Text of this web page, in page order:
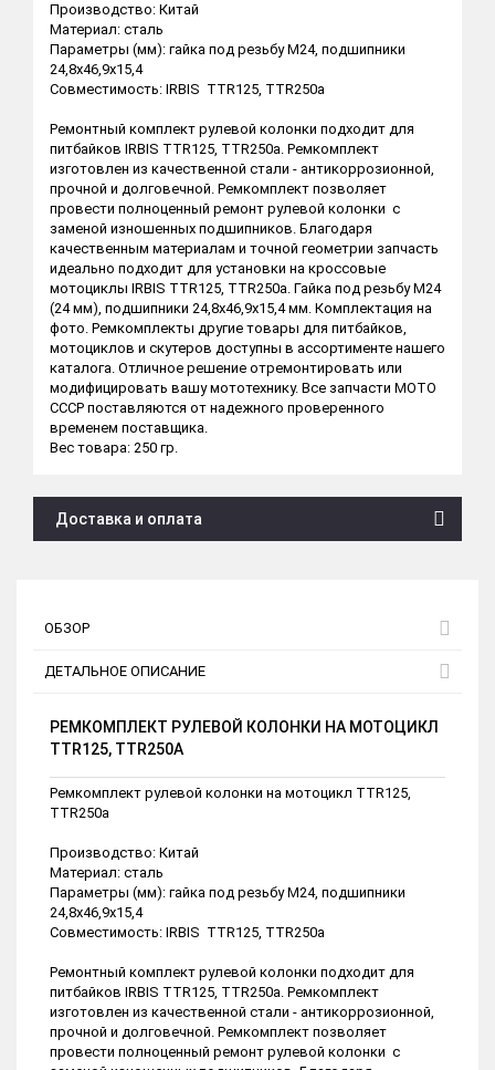
Производство: Китай
Материал: сталь
Параметры (мм): гайка под резьбу М24, подшипники
24,8х46,9х15,4
Совместимость: IRBIS TTR125, TTR250a
Ремонтный комплект рулевой колонки подходит для
питбайков IRBIS TTR125, TTR250a. Ремкомплект
изготовлен из качественной стали - антикоррозионной,
прочной и долговечной. Ремкомплект позволяет
провести полноценный ремонт рулевой колонки с
заменой изношенных подшипников. Благодаря
качественным материалам и точной геометрии запчасть
идеально подходит для установки на кроссовые
мотоциклы IRBIS TTR125, TTR250a. Гайка под резьбу М24
(24 мм), подшипники 24,8х46,9х15,4 мм. Комплектация на
фото. Ремкомплекты другие товары для питбайков,
мотоциклов и скутеров доступны в ассортименте нашего
каталога. Отличное решение отремонтировать или
модифицировать вашу мототехнику. Все запчасти МОТО
СССР поставляются от надежного проверенного
временем поставщика.
Вес товара: 250 гр.
Доставка и оплата
ОБЗОР
ДЕТАЛЬНОЕ ОПИСАНИЕ
РЕМКОМПЛЕКТ РУЛЕВОЙ КОЛОНКИ НА МОТОЦИКЛ
TTR125, TTR250A
Ремкомплект рулевой колонки на мотоцикл TTR125,
TTR250a
Производство: Китай
Материал: сталь
Параметры (мм): гайка под резьбу М24, подшипники
24,8х46,9х15,4
Совместимость: IRBIS TTR125, TTR250a
Ремонтный комплект рулевой колонки подходит для
питбайков IRBIS TTR125, TTR250a. Ремкомплект
изготовлен из качественной стали - антикоррозионной,
прочной и долговечной. Ремкомплект позволяет
провести полноценный ремонт рулевой колонки с